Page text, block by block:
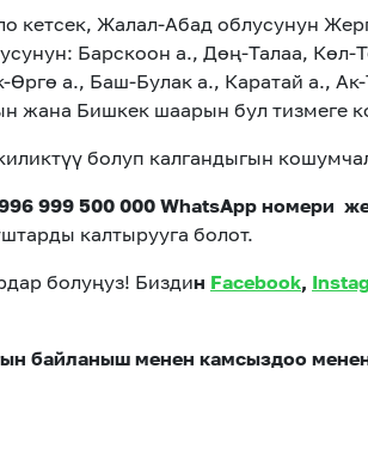
кетсек, Жалал-Абад облусунун
Барскоон а., Дөң-Талаа, Көл-
а., Баш-Булак а., Каратай а.,
жана Бишкек шаарын бул тизмеге
болуп калгандыгын
999 500 000 WhatsApp номери
калтырууга болот.
болуңуз! Биздин Facebook,
байланыш менен камсыздоо